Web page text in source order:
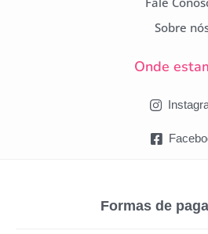
Sobre
Onde
Formas de